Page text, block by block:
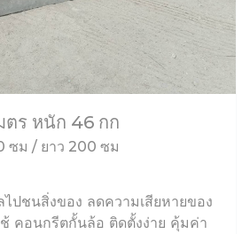
ตร หนัก 46 กก
ซม / ยาว 200 ซม
ปชนสิ่งของ ลดความเสียหายของ
คอนกรีตกั้นล้อ ติดตั้งง่าย คุ้มค่า